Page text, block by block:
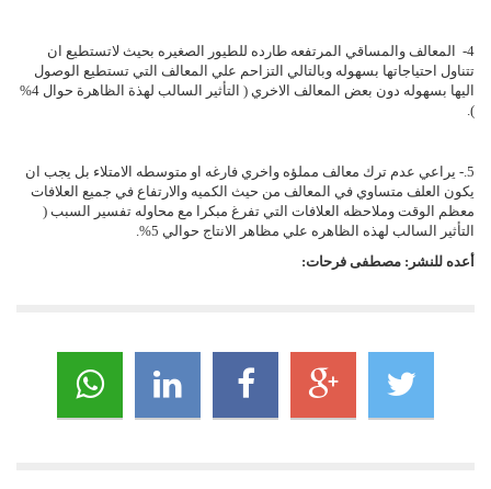
4- المعالف والمساقي المرتفعه طارده للطيور الصغيره بحيث لاتستطيع ان
تتناول احتياجاتها بسهوله وبالتالي التزاحم علي المعالف التي تستطيع الوصول
اليها بسهوله دون بعض المعالف الاخري ( التأثير السالب لهذة الظاهرة حوال 4%
).
5.- يراعي عدم ترك معالف مملؤه واخري فارغه او متوسطه الامتلاء بل يجب ان
يكون العلف متساوي في المعالف من حيث الكميه والارتفاع في جميع العلافات
معظم الوقت وملاحظه العلافات التي تفرغ مبكرا مع محاوله تفسير السبب (
التأثير السالب لهذه الظاهره علي مظاهر الانتاج حوالي 5%.
أعده للنشر: مصطفى فرحات: